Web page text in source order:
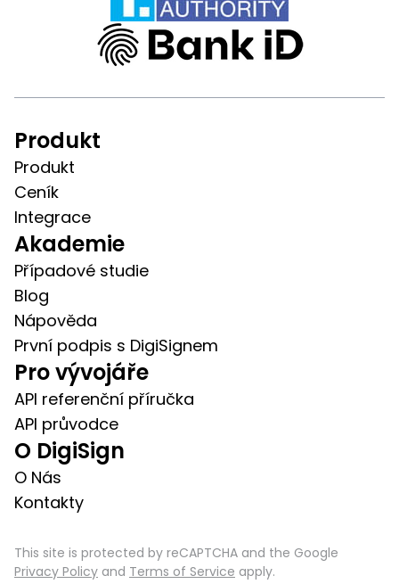
Produkt
Produkt
Ceník
Integrace
Akademie
Případové studie
Blog
Nápověda
První podpis s DigiSignem
Pro vývojáře
API referenční příručka
API průvodce
O DigiSign
O Nás
Kontakty
This site is protected by reCAPTCHA and the Google
Privacy Policy and Terms of Service apply.